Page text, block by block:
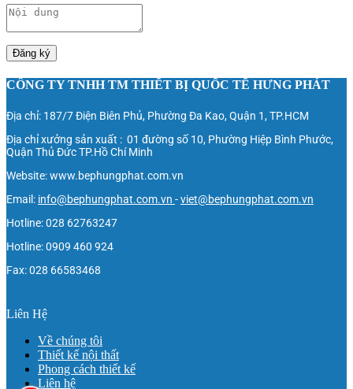
Đăng ký
CÔNG TY TNHH TM THIẾT BỊ QUỐC TẾ HƯNG PHÁT
Địa chỉ: 187/7 Điện Biên Phủ, Phường Đa Kao, Quận 1, TP.HCM
Địa chỉ xưởng sản xuất : 01 đường số 10, Phường Hiệp Bình Phước,
Quận Thủ Đức TP.Hồ Chí Minh
Website: www.bephungphat.com.vn
Email: info@bephungphat.com.vn -viet@bephungphat.com.vn
Hotline: 028 62763247
Hotline: 0909 460 924
Fax: 028 66583468
Liên Hệ
Về chúng tôi
Thiết kế nội thất
Phong cách thiết kế
Liên hệ